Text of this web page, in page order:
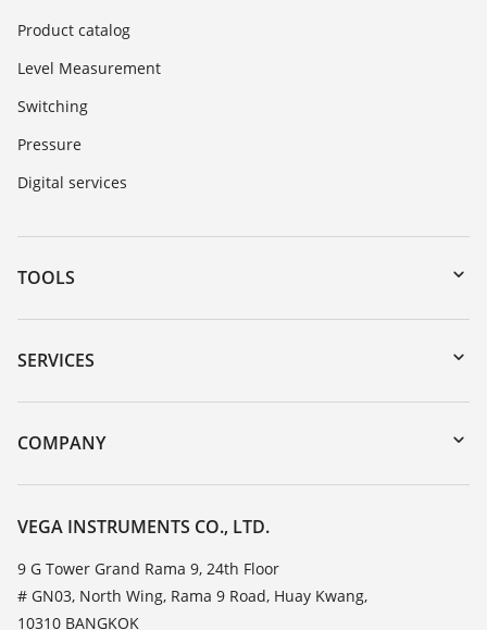
Product catalog
Level Measurement
Switching
Pressure
Digital services
TOOLS
Downloads
Serial number search
DTM Collection/PACTware
SERVICES
Instrument return
Training
TeamViewer
COMPANY
About VEGA
Contact
News
Press
VEGA INSTRUMENTS CO., LTD.
9 G Tower Grand Rama 9, 24th Floor
# GN03, North Wing, Rama 9 Road, Huay Kwang,
10310 BANGKOK